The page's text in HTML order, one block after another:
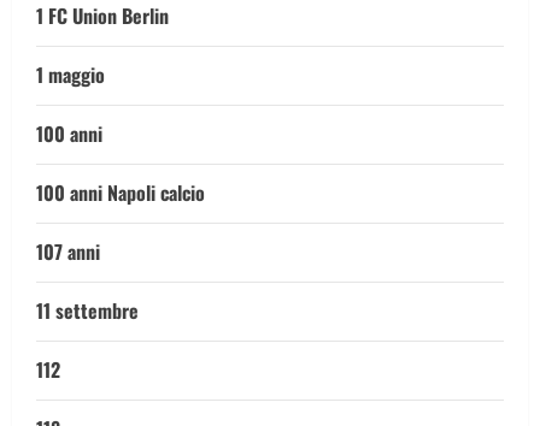
1 FC Union Berlin
1 maggio
100 anni
100 anni Napoli calcio
107 anni
11 settembre
112